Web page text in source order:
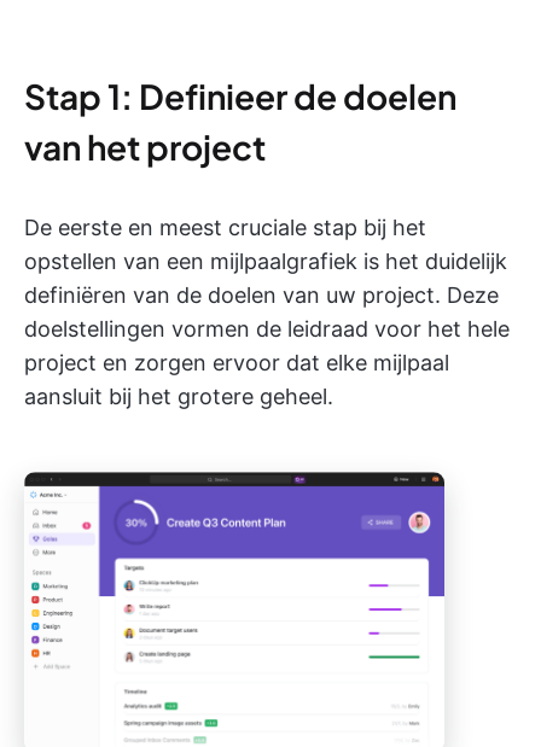
Stap 1: Definieer de doelen
van het project
De eerste en meest cruciale stap bij het
opstellen van een mijlpaalgrafiek is het duidelijk
definiëren van de doelen van uw project. Deze
doelstellingen vormen de leidraad voor het hele
project en zorgen ervoor dat elke mijlpaal
aansluit bij het grotere geheel.